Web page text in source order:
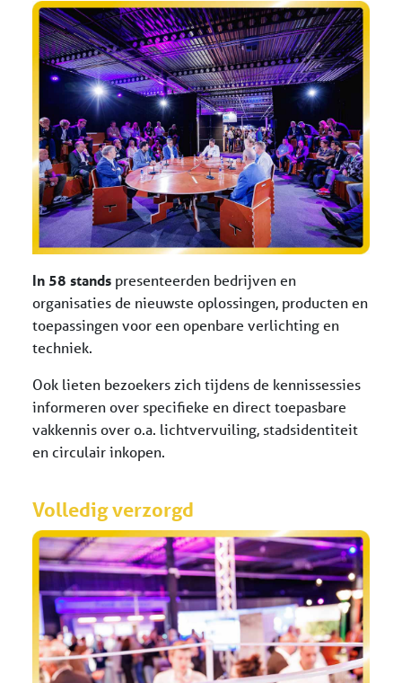
In 58 stands presenteerden bedrijven en
organisaties de nieuwste oplossingen, producten en
toepassingen voor een openbare verlichting en
techniek.
Ook lieten bezoekers zich tijdens de kennissessies
informeren over specifieke en direct toepasbare
vakkennis over o.a. lichtvervuiling, stadsidentiteit
en circulair inkopen.
Volledig verzorgd